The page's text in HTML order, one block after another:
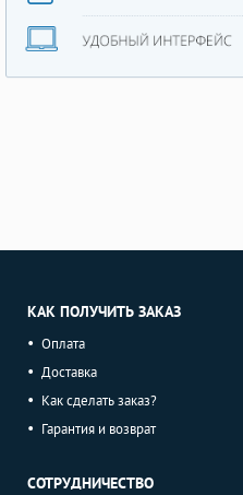
КАК ПОЛУЧИТЬ ЗАКАЗ
Оплата
Доставка
Как сделать заказ?
Гарантия и возврат
СОТРУДНИЧЕСТВО